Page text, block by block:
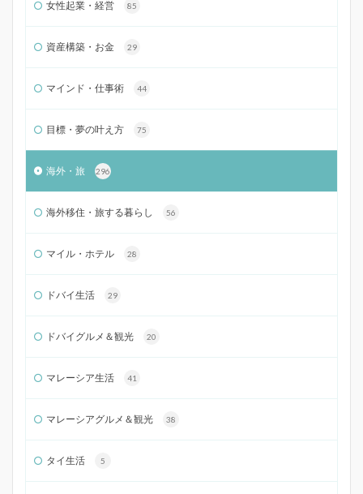
女性起業・経営 85
資産構築・お金 29
マインド・仕事術 44
目標・夢の叶え方 75
海外・旅 296
海外移住・旅する暮らし 56
マイル・ホテル 28
ドバイ生活 29
ドバイグルメ＆観光 20
マレーシア生活 41
マレーシアグルメ＆観光 38
タイ生活 5